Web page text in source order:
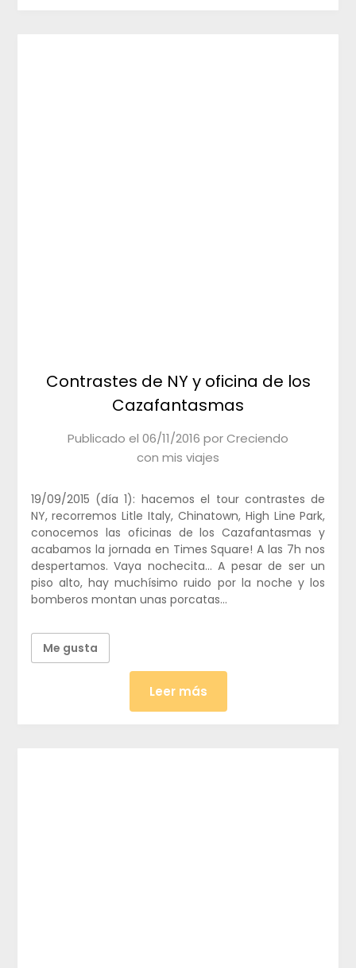
Contrastes de NY y oficina de los
Cazafantasmas
Publicado el 06/11/2016 porCreciendo
con mis viajes
19/09/2015 (día 1): hacemos el tour contrastes de
NY, recorremos Litle Italy, Chinatown, High Line Park,
conocemos las oficinas de los Cazafantasmas y
acabamos la jornada en Times Square! A las 7h nos
despertamos. Vaya nochecita… A pesar de ser un
piso alto, hay muchísimo ruido por la noche y los
bomberos montan unas porcatas…
Me gusta
Leer más